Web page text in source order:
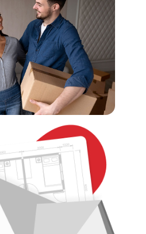
numérico de el o los
deducciones con un año de
o Cheque (en caso de no
bienes inmuebles (Fondos